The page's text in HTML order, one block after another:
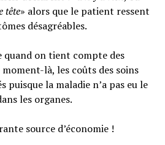
tête» alors que le patient ressent
désagréables.
quand on tient compte des
là, les coûts des soins
puisque la maladie n’a pas eu le
les organes.
source d’économie !